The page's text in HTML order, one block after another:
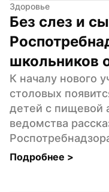
Здоровье
Без слез и
школьников
К началу нового
столовых
детей с пищевой
ведомства
Подробнее >